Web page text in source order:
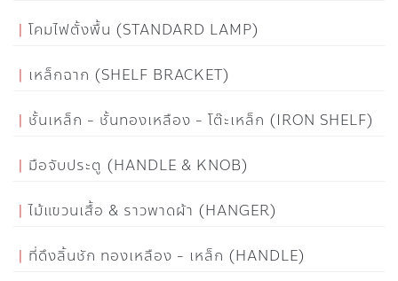
โคมไฟตั้งพื้น (STANDARD LAMP)
เหล็กฉาก (SHELF BRACKET)
ชั้นเหล็ก - ชั้นทองเหลือง - โต๊ะเหล็ก (IRON SHELF)
มือจับประตู (HANDLE & KNOB)
ไม้แขวนเสื้อ & ราวพาดผ้า (HANGER)
ที่ดึงลิ้นชัก ทองเหลือง - เหล็ก (HANDLE)